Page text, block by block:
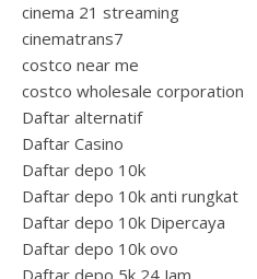
cinema 21 streaming
cinematrans7
costco near me
costco wholesale corporation
Daftar alternatif
Daftar Casino
Daftar depo 10k
Daftar depo 10k anti rungkat
Daftar depo 10k Dipercaya
Daftar depo 10k ovo
Daftar depo 5k 24 Jam